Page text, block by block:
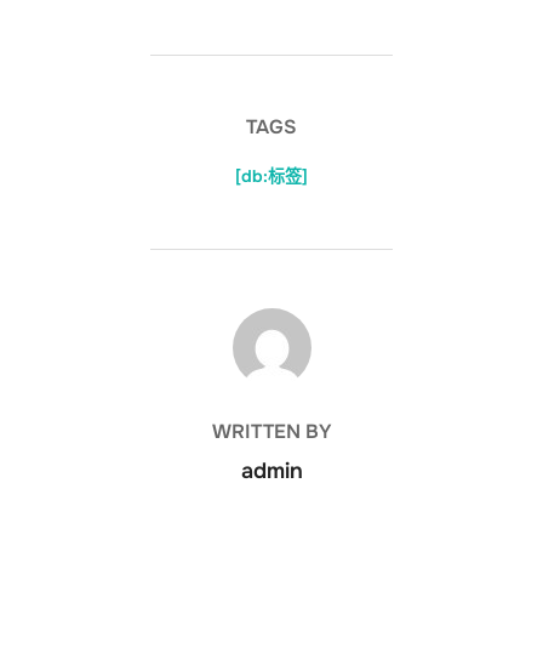
TAGS
[db:标签]
POST AUTHOR
WRITTEN BY
admin